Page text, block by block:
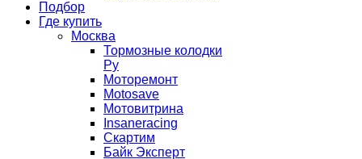
Подбор
Где купить
Москва
Тормозные колодки
Ру
Моторемонт
Motosave
Мотовитрина
Insaneracing
Скартим
Байк Эксперт